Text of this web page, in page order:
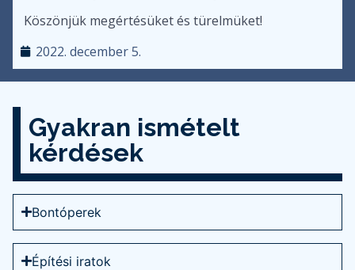
Köszönjük megértésüket és türelmüket!
2022. december 5.
Gyakran ismételt
kérdések
Bontóperek
Építési iratok